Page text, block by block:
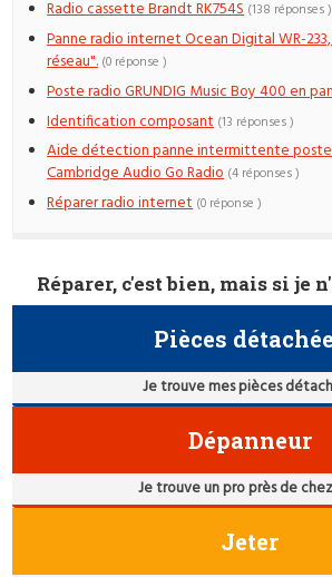
Radio cassette Brandt RK754S (138 réponses )
Panne radio internet Ocean Digital WR-
réseau". (0 réponse )
Poste radio GRUNDIG Music Boy 400 en
Identification composant (13 réponses )
Aide détection panne intermittente
Cambridge Audio Go Radio (4 réponses )
Réparer radio internet (0 réponse )
Réparer, c'est bien, mais si je
Pièces
Je trouve mes pièces
Dépanneur
Je trouve un pro près de
Jeter